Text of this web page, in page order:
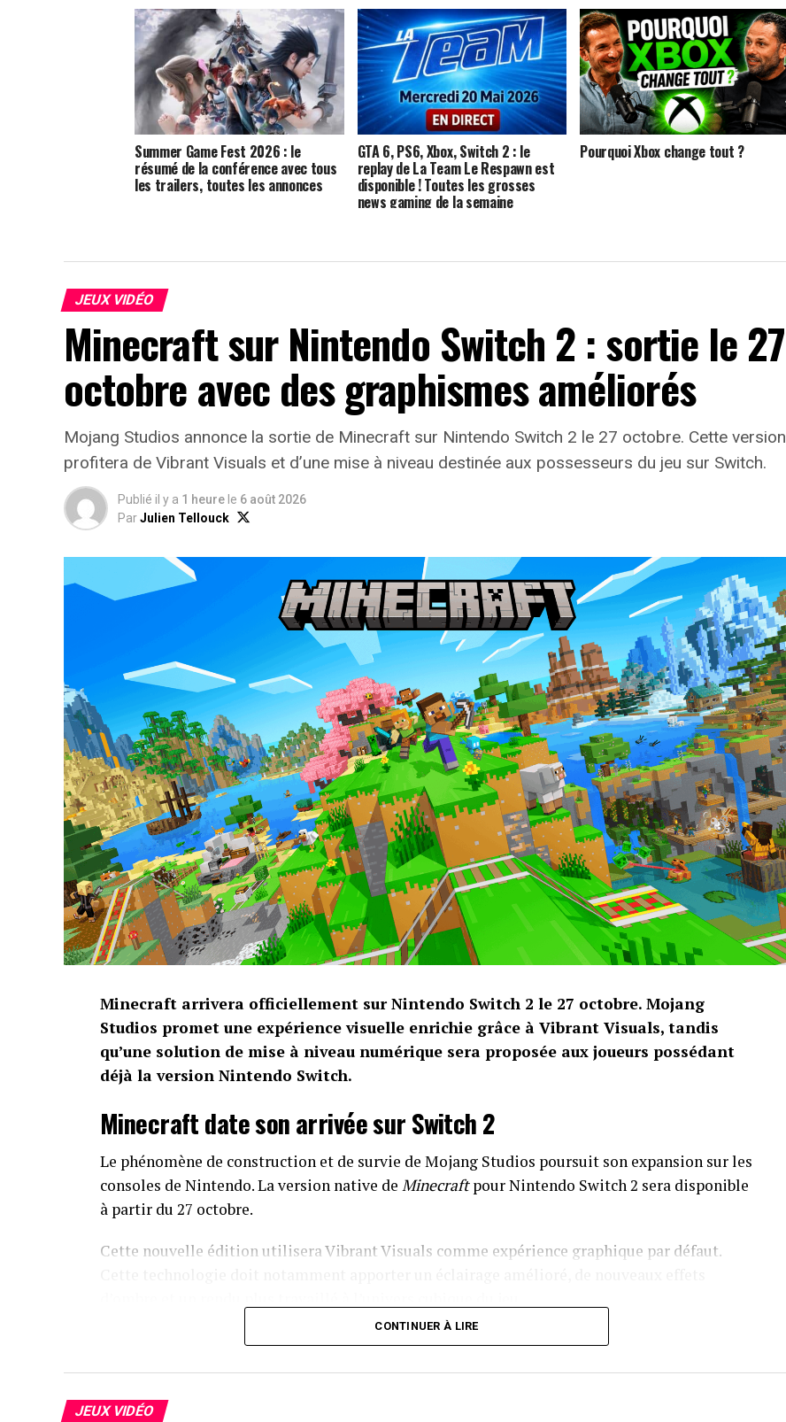
Summer Game Fest 2026 : le
résumé de la conférence avec tous
les trailers, toutes les annonces
GTA 6, PS6, Xbox, Switch 2 : le
replay de La Team Le Respawn est
disponible ! Toutes les grosses
news gaming de la semaine
Pourquoi Xbox change tout ?
JEUX VIDÉO
Minecraft sur Nintendo Switch 2 : sortie le 27
octobre avec des graphismes améliorés
Mojang Studios annonce la sortie de Minecraft sur Nintendo Switch 2 le 27 octobre. Cette version
profitera de Vibrant Visuals et d’une mise à niveau destinée aux possesseurs du jeu sur Switch.
Publié il y a 1 heure le 6 août 2026
ParJulien Tellouck
Minecraft arrivera officiellement sur Nintendo Switch 2 le 27 octobre. Mojang
Studios promet une expérience visuelle enrichie grâce à Vibrant Visuals, tandis
qu’une solution de mise à niveau numérique sera proposée aux joueurs possédant
déjà la version Nintendo Switch.
Minecraft date son arrivée sur Switch 2
Le phénomène de construction et de survie de Mojang Studios poursuit son expansion sur les
consoles de Nintendo. La version native de Minecraftpour Nintendo Switch 2 sera disponible
à partir du 27 octobre.
Cette nouvelle édition utilisera Vibrant Visuals comme expérience graphique par défaut.
Les contenus compatibles proposés sur le Minecraft Marketplace pourront également
CONTINUER À LIRE
JEUX VIDÉO